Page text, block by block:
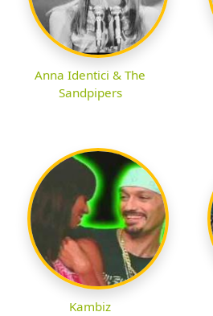
Anna Identici & The
Sandpipers
Kambiz